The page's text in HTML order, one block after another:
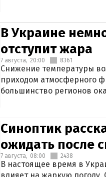
В Украине
отступит жара
7 августа, 20:00 8361
Снижение температуры
приходом атмосферного
большинство регионов
Синоптик
ожидать после
7 августа, 08:00 2438
В настоящее время в